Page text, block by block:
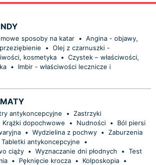
sposoby na katar • Angina - objawy,
• Olej z czarnuszki -
kosmetyka • Czystek – właściwości,
•
Imbir - właściwości lecznicze i
antykoncepcyjne • Zastrzyki
Krążki dopochwowe • Nudności •
Ból piersi
• Wydzielina z pochwy • Zaburzenia
Tabletki antykoncepcyjne
•
ciąży • Wyznaczanie dni płodnych • Test
• Pęknięcie krocza • Kolposkopia •